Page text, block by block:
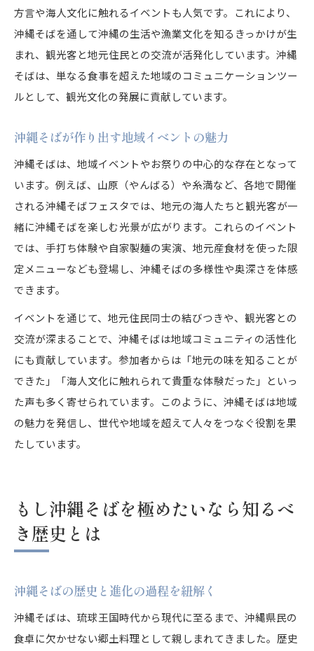
方言や海人文化に触れるイベントも人気です。これにより、
沖縄そばを通して沖縄の生活や漁業文化を知るきっかけが生
まれ、観光客と地元住民との交流が活発化しています。沖縄
そばは、単なる食事を超えた地域のコミュニケーションツー
ルとして、観光文化の発展に貢献しています。
沖縄そばが作り出す地域イベントの魅力
沖縄そばは、地域イベントやお祭りの中心的な存在となって
います。例えば、山原（やんばる）や糸満など、各地で開催
される沖縄そばフェスタでは、地元の海人たちと観光客が一
緒に沖縄そばを楽しむ光景が広がります。これらのイベント
では、手打ち体験や自家製麺の実演、地元産食材を使った限
定メニューなども登場し、沖縄そばの多様性や奥深さを体感
できます。
イベントを通じて、地元住民同士の結びつきや、観光客との
交流が深まることで、沖縄そばは地域コミュニティの活性化
にも貢献しています。参加者からは「地元の味を知ることが
できた」「海人文化に触れられて貴重な体験だった」といっ
た声も多く寄せられています。このように、沖縄そばは地域
の魅力を発信し、世代や地域を超えて人々をつなぐ役割を果
たしています。
もし沖縄そばを極めたいなら知るべ
き歴史とは
沖縄そばの歴史と進化の過程を紐解く
沖縄そばは、琉球王国時代から現代に至るまで、沖縄県民の
食卓に欠かせない郷土料理として親しまれてきました。歴史